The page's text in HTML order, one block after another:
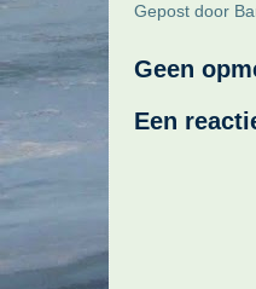
Gepost door
Geen
Een